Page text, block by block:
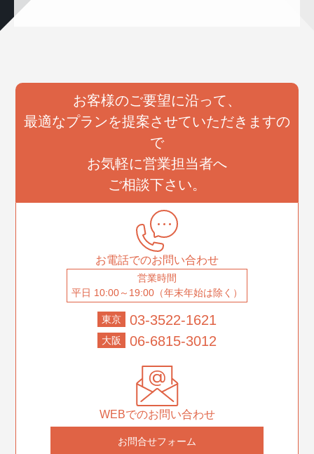
お客様のご要望に沿って、
最適なプランを提案させていただきますの
で
お気軽に営業担当者へ
ご相談下さい。
お電話でのお問い合わせ
営業時間
平日 10:00～19:00（年末年始は除く）
東京 03-3522-1621
大阪 06-6815-3012
WEBでのお問い合わせ
お問合せフォーム